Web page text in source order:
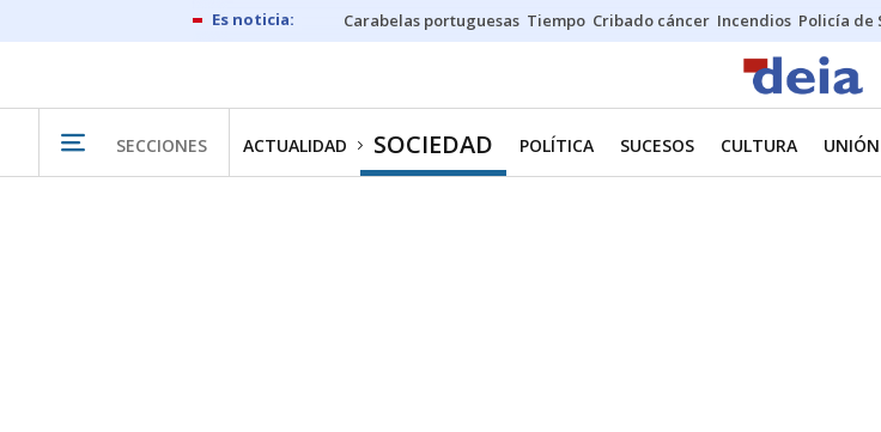
Carabelas portuguesas Tiempo Cribado cáncer Incendios Policía de
SECCIONES ACTUALIDAD SOCIEDAD POLÍTICA SUCESOS CULTURA